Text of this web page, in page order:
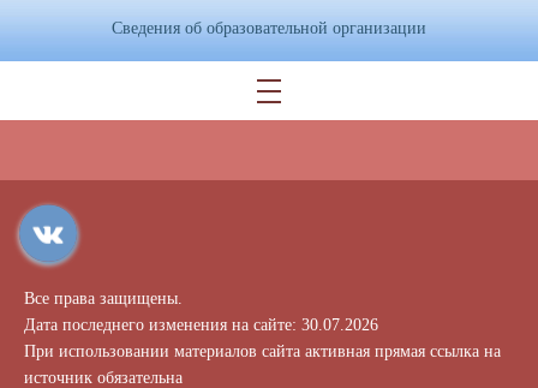
Сведения об образовательной организации
Все права защищены.
Дата последнего изменения на сайте: 30.07.2026
При использовании материалов сайта активная прямая ссылка на
источник обязательна